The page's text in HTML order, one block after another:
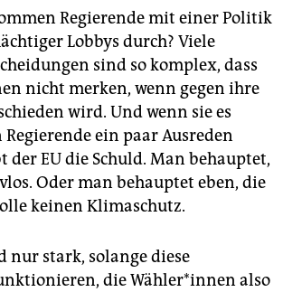
Regierende mit einer Politik
Lobbys durch? Viele
sind so komplex, dass
nicht merken, wenn gegen ihre
wird. Und wenn sie es
ein paar Ausreden
der EU die Schuld. Man behauptet,
Oder man behauptet eben, die
keinen Klimaschutz.
nur stark, solange diese
die Wäh­le­r*in­nen also